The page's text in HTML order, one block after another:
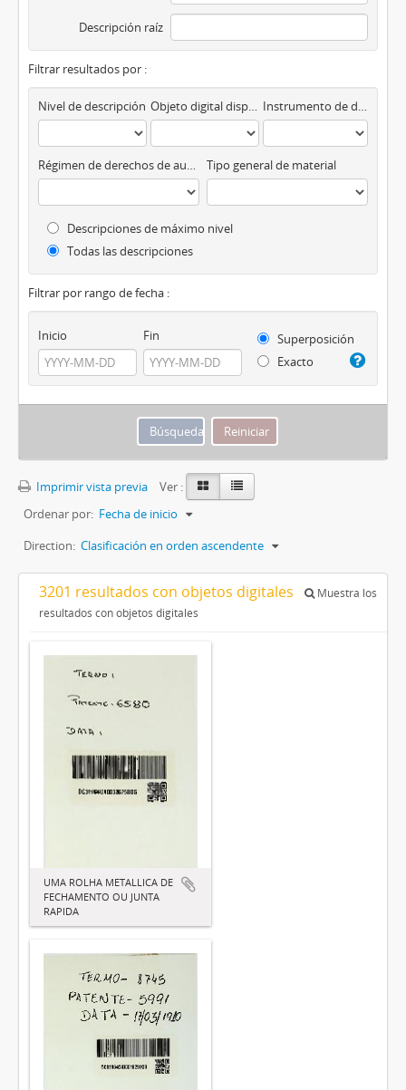
Descripción raíz
Filtrar resultados por :
Nivel de descripción Objeto digital disponibles Instrumento de descripción
Régimen de derechos de autor Tipo general de material
Descripciones de máximo nivel
Todas las descripciones
Filtrar por rango de fecha :
Inicio Fin
Superposición
Exacto
Imprimir vista previa
Ver :
Ordenar por: Fecha de inicio
Direction: Clasificación en orden ascendente
3201 resultados con objetos digitales
Muestra los
resultados con objetos digitales
UMA ROLHA METALLICA DE
FECHAMENTO OU JUNTA
RAPIDA